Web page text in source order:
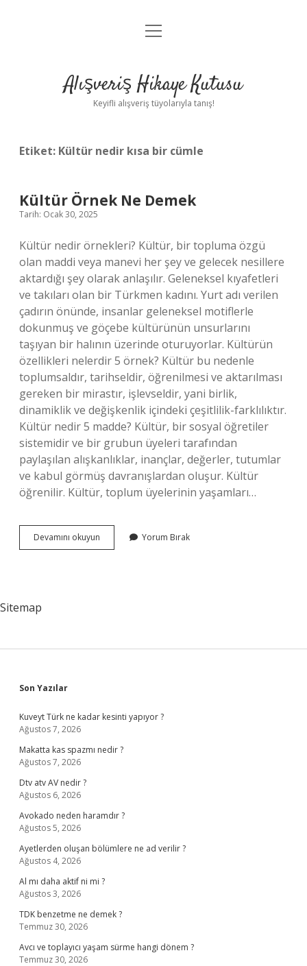
Anasayfa
Yasal Uyarı
menüyü
Alışveriş Hikaye Kutusu
Keyifli alışveriş tüyolarıyla tanış!
Etiket: Kültür nedir kısa bir cümle
Kültür Örnek Ne Demek
Tarih: Ocak 30, 2025
Kültür nedir örnekleri? Kültür, bir topluma özgü
olan maddi veya manevi her şey ve gelecek nesillere
aktardığı şey olarak anlaşılır. Geleneksel kıyafetleri
ve takıları olan bir Türkmen kadını. Yurt adı verilen
çadırın önünde, insanlar geleneksel motiflerle
dokunmuş ve göçebe kültürünün unsurlarını
taşıyan bir halının üzerinde oturuyorlar. Kültürün
özellikleri nelerdir 5 örnek? Kültür bu nedenle
toplumsaldır, tarihseldir, öğrenilmesi ve aktarılması
gereken bir mirastır, işlevseldir, yani birlik,
dinamiklik ve değişkenlik içindeki çeşitlilik-farklılıktır.
Kültür nedir 5 madde? Kültür, bir sosyal öğretiler
sistemidir ve bir grubun üyeleri tarafından
paylaşılan alışkanlıklar, inançlar, değerler, tutumlar
ve kabul görmüş davranışlardan oluşur. Kültür
öğrenilir. Kültür, toplum üyelerinin yaşamları…
Devamını okuyun
Örnek
Yorum Bırak
Sitemap
Sidebar
Son Yazılar
Kuveyt Türk ne kadar kesinti yapıyor ?
Ağustos 7, 2026
Makatta kas spazmı nedir ?
Ağustos 7, 2026
Dtv atv AV nedir ?
Ağustos 6, 2026
Avokado neden haramdır ?
Ağustos 5, 2026
Ayetlerden oluşan bölümlere ne ad verilir ?
Ağustos 4, 2026
Al mı daha aktif ni mi ?
Ağustos 3, 2026
TDK benzetme ne demek ?
Temmuz 30, 2026
Avcı ve toplayıcı yaşam sürme hangi dönem ?
Temmuz 30, 2026